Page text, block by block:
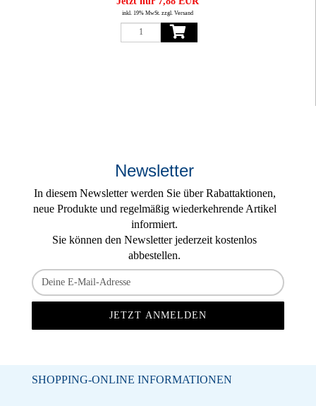
inkl. 19% MwSt. zzgl. Versand
Newsletter
In diesem Newsletter werden Sie über Rabattaktionen,
neue Produkte und regelmäßig wiederkehrende Artikel
informiert.
Sie können den Newsletter jederzeit kostenlos
abbestellen.
SHOPPING-ONLINE INFORMATIONEN